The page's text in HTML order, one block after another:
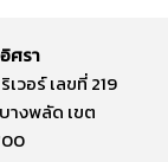
ศรา
เวอร์ เลขที่ 219
างพลัด เขต